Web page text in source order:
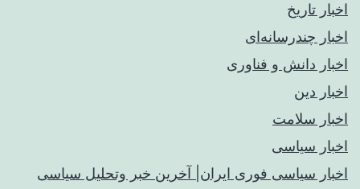
اخبار تاریخ
اخبار چندرسانه‌ای
اخبار دانش و فناوری
اخبار دین
اخبار سلامت
اخبار سیاسی
اخبار سیاسی فوری ایران| آخرین خبر وتحلیل سیاسی